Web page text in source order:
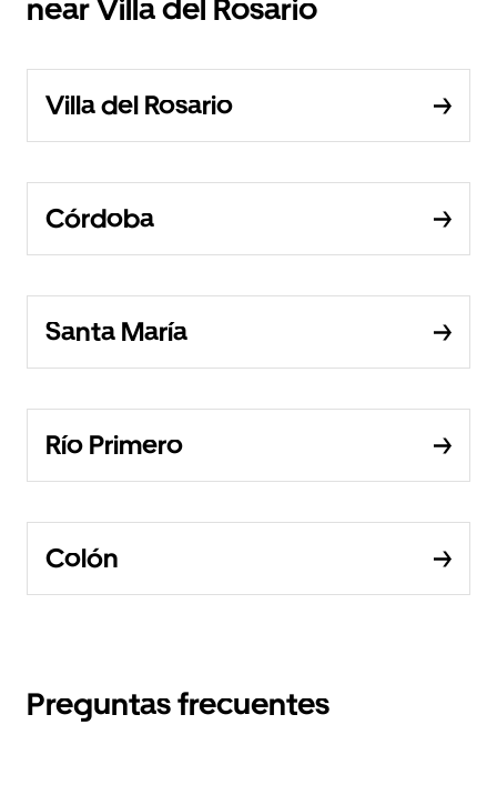
near Villa del Rosario
Villa del Rosario
Córdoba
Santa María
Río Primero
Colón
Preguntas frecuentes